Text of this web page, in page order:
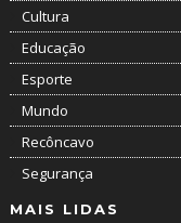
Cultura
Educação
Esporte
Mundo
Recôncavo
Segurança
MAIS LIDAS